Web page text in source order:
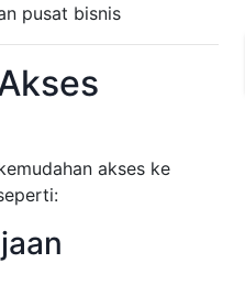
pusat bisnis
akses ke